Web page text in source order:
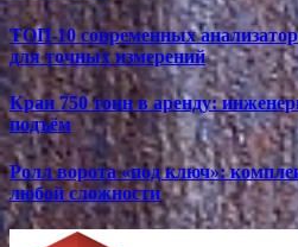
ТОП-10 современных
для точных измерений
Кран 750 тонн в аренду:
подъём
Ролл ворота «под ключ»:
любой сложности